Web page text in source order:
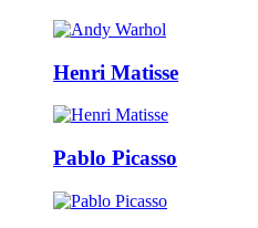
Henri Matisse
Pablo Picasso